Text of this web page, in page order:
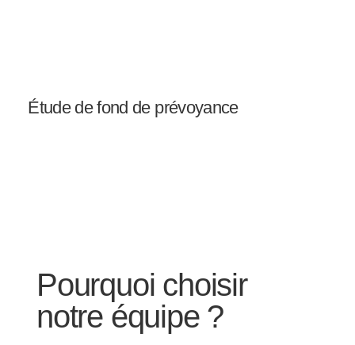
Pourquoi choisir
notre équipe ?
Étude de fond de prévoyance